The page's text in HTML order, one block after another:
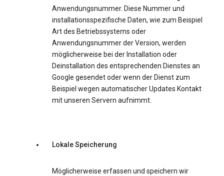
Anwendungsnummer. Diese Nummer und
installationsspezifische Daten, wie zum Beispiel
Art des Betriebssystems oder
Anwendungsnummer der Version, werden
möglicherweise bei der Installation oder
Deinstallation des entsprechenden Dienstes an
Google gesendet oder wenn der Dienst zum
Beispiel wegen automatischer Updates Kontakt
mit unseren Servern aufnimmt.
Lokale Speicherung
Möglicherweise erfassen und speichern wir